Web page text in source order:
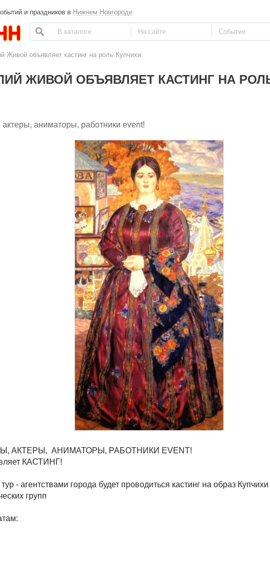
и праздников в Нижнем Новгороде
Живой объявляет кастинг на роль Купчихи
ЖИВОЙ ОБЪЯВЛЯЕТ КАСТИНГ НА
аниматоры, работники event!
АКТЕРЫ, АНИМАТОРЫ, РАБОТНИКИ EVENT!
КАСТИНГ!
- агентствами города будет проводиться кастинг на образ
групп